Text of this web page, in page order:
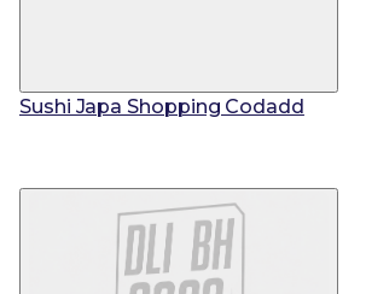
Sushi Japa Shopping Codadd